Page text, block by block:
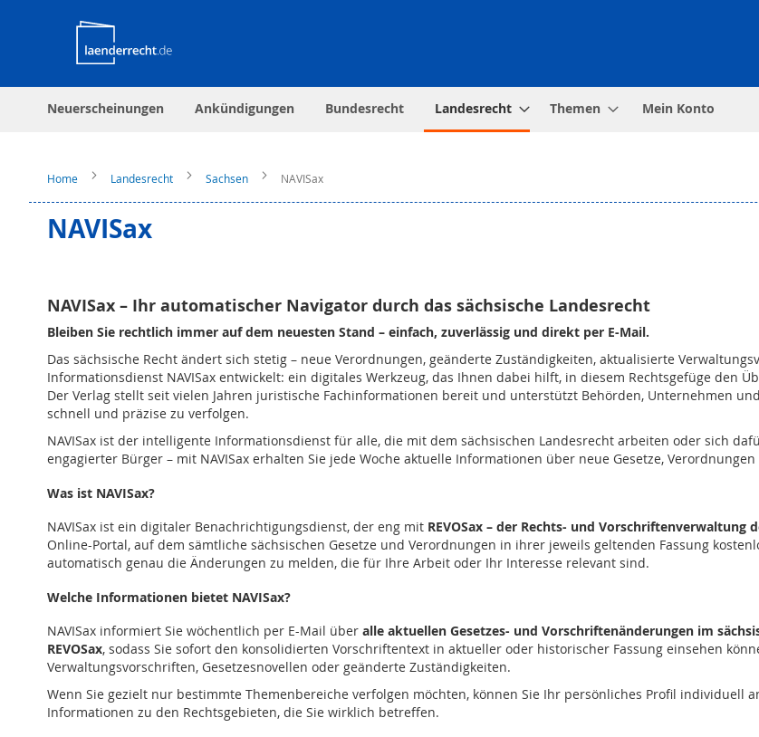
Neuerscheinungen Ankündigungen Bundesrecht Landesrecht Themen Mein Konto
Home Landesrecht Sachsen NAVISax
NAVISax
NAVISax – Ihr automatischer Navigator durch das sächsische Landesrecht
Bleiben Sie rechtlich immer auf dem neuesten Stand – einfach, zuverlässig und direkt per E-Mail.
Das sächsische Recht ändert sich stetig – neue Verordnungen, geänderte Zuständigkeiten, aktualisierte
Informationsdienst NAVISax entwickelt: ein digitales Werkzeug, das Ihnen dabei hilft, in diesem Rechtsgefüge den
Der Verlag stellt seit vielen Jahren juristische Fachinformationen bereit und unterstützt Behörden, Unternehmen
schnell und präzise zu verfolgen.
NAVISax ist der intelligente Informationsdienst für alle, die mit dem sächsischen Landesrecht arbeiten oder sich
engagierter Bürger – mit NAVISax erhalten Sie jede Woche aktuelle Informationen über neue Gesetze,
Was ist NAVISax?
NAVISax ist ein digitaler Benachrichtigungsdienst, der eng mit REVOSax – der Rechts- und Vorschriftenverwaltung
Online-Portal, auf dem sämtliche sächsischen Gesetze und Verordnungen in ihrer jeweils geltenden Fassung
automatisch genau die Änderungen zu melden, die für Ihre Arbeit oder Ihr Interesse relevant sind.
Welche Informationen bietet NAVISax?
NAVISax informiert Sie wöchentlich per E-Mail über alle aktuellen Gesetzes- und Vorschriftenänderungen im
REVOSax, sodass Sie sofort den konsolidierten Vorschriftentext in aktueller oder historischer Fassung einsehen
Verwaltungsvorschriften, Gesetzesnovellen oder geänderte Zuständigkeiten.
Wenn Sie gezielt nur bestimmte Themenbereiche verfolgen möchten, können Sie Ihr persönliches Profil individuell
Informationen zu den Rechtsgebieten, die Sie wirklich betreffen.